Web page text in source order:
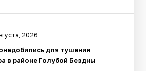
2026
для тушения
в районе Голубой Бездны